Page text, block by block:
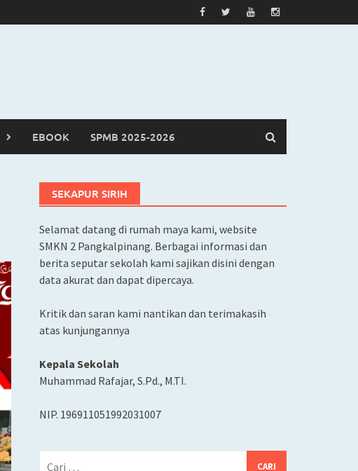
EBOOK SPMB 2025-2026
SEKAPUR SIRIH
Selamat datang di rumah maya kami, website
SMKN 2 Pangkalpinang. Berbagai informasi dan
berita seputar sekolah kami sajikan disini dengan
data akurat dan dapat dipercaya.
Kritik dan saran kami nantikan dan terimakasih
atas kunjungannya
Kepala Sekolah
Muhammad Rafajar, S.Pd., M.TI.
NIP. 196911051992031007